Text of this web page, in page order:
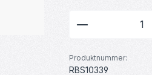
Produkt
Produktnummer:
RBS10339